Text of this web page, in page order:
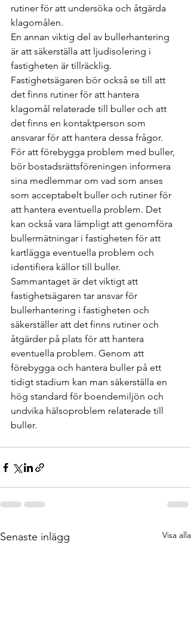
rutiner för att undersöka och åtgärda
klagomålen.
En annan viktig del av bullerhantering
är att säkerställa att ljudisolering i
fastigheten är tillräcklig.
Fastighetsägaren bör också se till att
det finns rutiner för att hantera
klagomål relaterade till buller och att
det finns en kontaktperson som
ansvarar för att hantera dessa frågor.
För att förebygga problem med buller,
bör bostadsrättsföreningen informera
sina medlemmar om vad som anses
som acceptabelt buller och rutiner för
att hantera eventuella problem. Det
kan också vara lämpligt att genomföra
bullermätningar i fastigheten för att
kartlägga eventuella problem och
identifiera källor till buller.
Sammantaget är det viktigt att
fastighetsägaren tar ansvar för
bullerhantering i fastigheten och
säkerställer att det finns rutiner och
åtgärder på plats för att hantera
eventuella problem. Genom att
förebygga och hantera buller på ett
tidigt stadium kan man säkerställa en
hög standard för boendemiljön och
undvika hälsoproblem relaterade till
buller.
Senaste inlägg Visa alla